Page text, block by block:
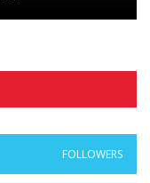
FOLLOWERS